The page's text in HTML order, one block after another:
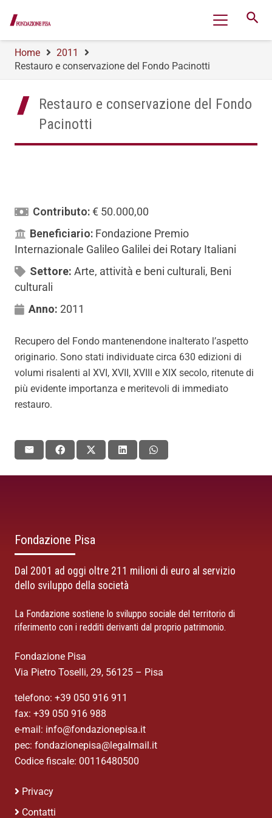
search
Home
2011
Restauro e conservazione del Fondo Pacinotti
Restauro e conservazione del Fondo
Pacinotti
Contributo:€ 50.000,00
Beneficiario: Fondazione Premio
Internazionale Galileo Galilei dei Rotary Italiani
Settore: Arte, attività e beni culturali, Beni
culturali
Anno: 2011
Recupero del Fondo mantenendone inalterato l’aspetto
originario. Sono stati individuate circa 630 edizioni di
volumi risalenti al XVI, XVII, XVIII e XIX secolo, ritenute di
più evidente importanza e meritevoli di immediato
restauro.
Fondazione Pisa
Dal 2001 ad oggi oltre 211 milioni di euro al servizio
dello sviluppo della società
La Fondazione sostiene lo sviluppo sociale del territorio di
riferimento con i redditi derivanti dal proprio patrimonio.
Fondazione Pisa
Via Pietro Toselli, 29, 56125 – Pisa
telefono: +39 050 916 911
fax: +39 050 916 988
e-mail: info@fondazionepisa.it
pec: fondazionepisa@legalmail.it
Codice fiscale: 00116480500
Privacy
Contatti